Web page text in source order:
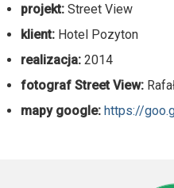
projekt: Street View
klient: Hotel Pozyton
realizacja: 2014
fotograf Street View:
mapy google: https://